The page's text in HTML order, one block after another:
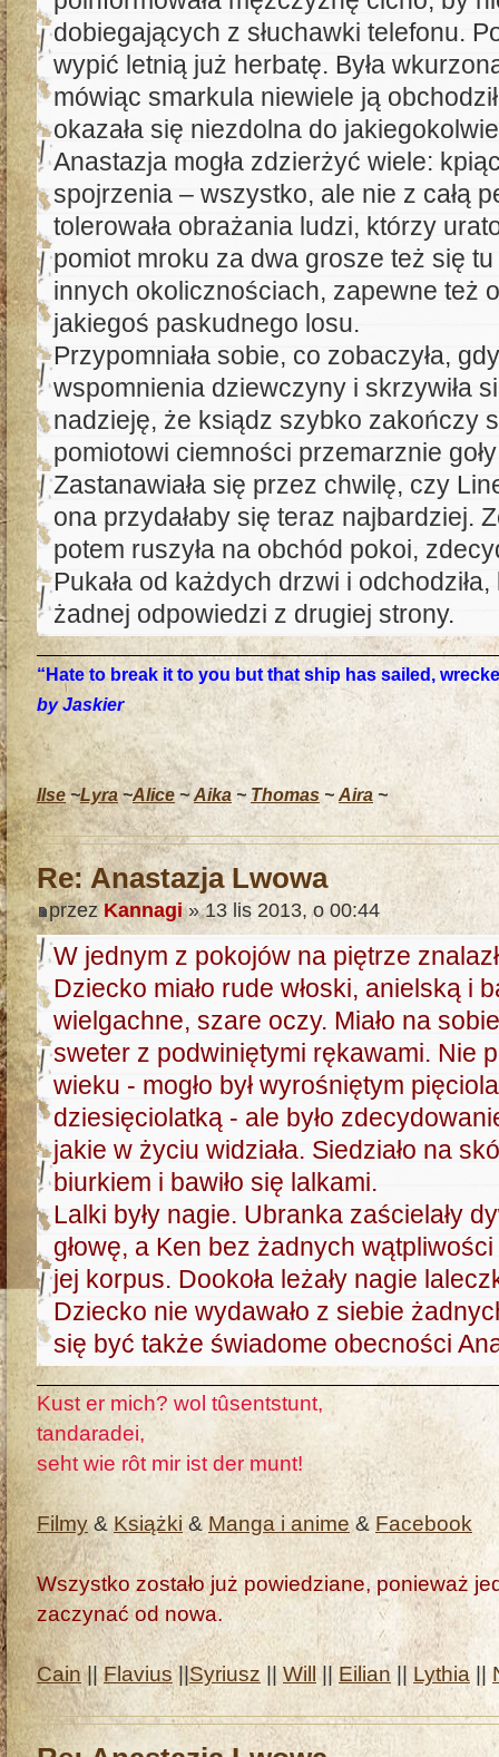
dobiegających z słuchawki telefonu.
wypić letnią już herbatę. Była
mówiąc smarkula niewiele ją
okazała się niezdolna do
Anastazja mogła zdzierżyć wiele:
spojrzenia – wszystko, ale nie z całą
tolerowała obrażania ludzi, którzy
pomiot mroku za dwa grosze też się
innych okolicznościach, zapewne też
jakiegoś paskudnego losu.
Przypomniała sobie, co zobaczyła,
wspomnienia dziewczyny i skrzywiła
nadzieję, że ksiądz szybko zakończy
pomiotowi ciemności przemarznie goły
Zastanawiała się przez chwilę, czy
ona przydałaby się teraz najbardziej.
potem ruszyła na obchód pokoi,
Pukała od każdych drzwi i
żadnej odpowiedzi z drugiej strony.
“Hate to break it to you but that ship has sailed,
by Jaskier
Ilse ~Lyra~Alice~Aika ~Thomas ~ Aira ~
Re: Anastazja Lwowa
przez Kannagi» 13 lis 2013, o 00:44
W jednym z pokojów na piętrze
Dziecko miało rude włoski, anielską i
wielgachne, szare oczy. Miało na
sweter z podwiniętymi rękawami. Nie
wieku - mogło był wyrośniętym
dziesięciolatką - ale było
jakie w życiu widziała. Siedziało na
biurkiem i bawiło się lalkami.
Lalki były nagie. Ubranka zaścielały
głowę, a Ken bez żadnych
jej korpus. Dookoła leżały nagie
Dziecko nie wydawało z siebie
się być także świadome obecności
Kust er mich? wol tûsentstunt,
tandaradei,
seht wie rôt mir ist der munt!
Filmy& Książki&Manga i anime& Facebook
Wszystko zostało już powiedziane, ponieważ
zaczynać od nowa.
Cain||Flavius||Syriusz || Will|| Eilian || Lythia ||